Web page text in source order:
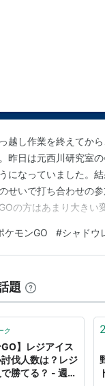
ORAS No.203
ひょうざんポケ
こおり
特性 クリアボディ
プ 未発見
1.8m
175.0kg
越し作業を終えてか
昨日は元西川研究室
になっていました。
せいで打ち合わせの
の方はあまり大きい
なのかも？ゲームの
しいポケモンもゲッ
ケモンGO #シャドウ
題
ク
GO】レジアイス
伐人数は？レジ
勝てる？ - 週末